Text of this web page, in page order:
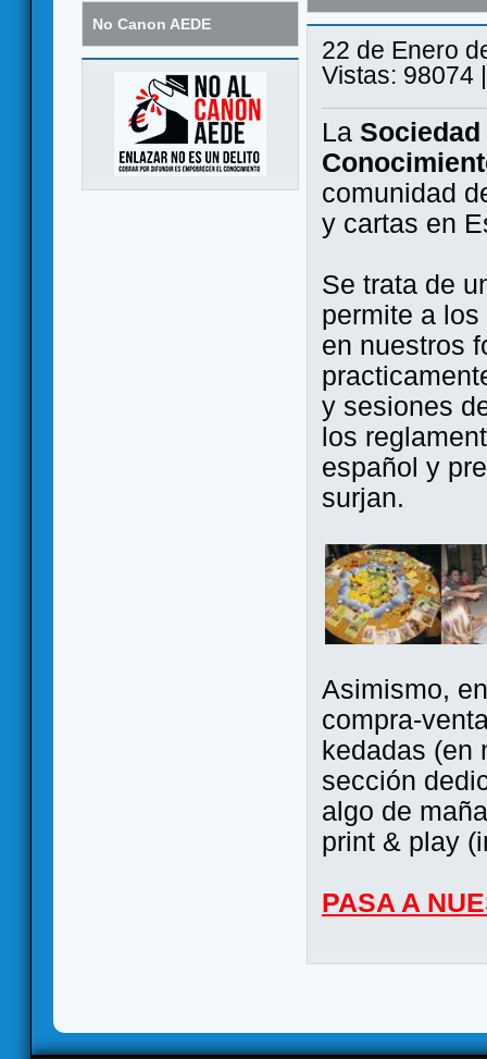
No Canon AEDE
22 de Enero
Vistas: 98074
La
comunidad
y cartas en
Se trata de
permite a
en nuestros
y sesiones
los
español y
surjan.
Asimismo,
compra-
kedadas (en
sección
algo de
print & play
PASA A